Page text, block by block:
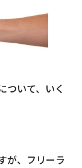
ついて、いく
が、フリーラ